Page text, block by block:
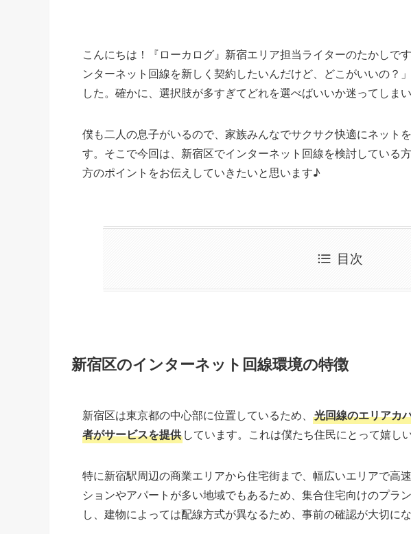
こんにちは！『ローカログ』新宿エリア担当ライターのたかしで
ンターネット回線を新しく契約したいんだけど、どこがいいの？
した。確かに、選択肢が多すぎてどれを選べばいいか迷ってしまい
僕も二人の息子がいるので、家族みんなでサクサク快適にネット
す。そこで今回は、新宿区でインターネット回線を検討している
方のポイントをお伝えしていきたいと思います♪
目次
新宿区のインターネット回線環境の特徴
新宿区は東京都の中心部に位置しているため、 光回線のエリアカ
者がサービスを提供 しています。これは僕たち住民にとって嬉し
特に新宿駅周辺の商業エリアから住宅街まで、幅広いエリアで高
ションやアパートが多い地域でもあるため、集合住宅向けのプラ
し、建物によっては配線方式が異なるため、事前の確認が大切にな